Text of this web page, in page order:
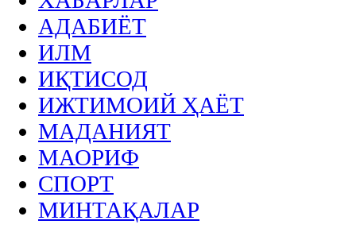
АДАБИЁТ
ИЛМ
ИҚТИСОД
ИЖТИМОИЙ ҲАЁТ
МАДАНИЯТ
МАОРИФ
СПОРТ
МИНТАҚАЛАР